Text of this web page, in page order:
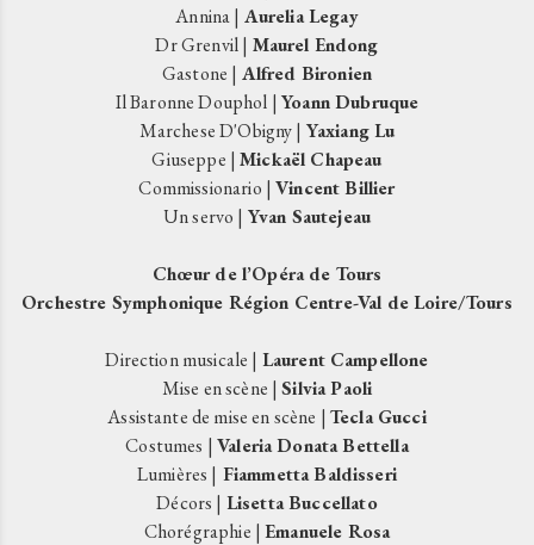
Annina | Aurelia Legay
Dr Grenvil | Maurel Endong
Gastone | Alfred Bironien
Il Baronne Douphol |Yoann Dubruque
Marchese D'Obigny | Yaxiang Lu
Giuseppe |Mickaël Chapeau
Commissionario |Vincent Billier
Un servo | Yvan Sautejeau
Chœur de l’Opéra de Tours
Orchestre Symphonique Région Centre-Val de Loire/Tours
Direction musicale | Laurent Campellone
Mise en scène |Silvia Paoli
Assistante de mise en scène |Tecla Gucci
Costumes |Valeria Donata Bettella
Lumières | Fiammetta Baldisseri
Décors | Lisetta Buccellato
Chorégraphie |Emanuele Rosa